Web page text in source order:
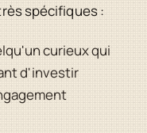
spécifiques :
curieux qui
d'investir